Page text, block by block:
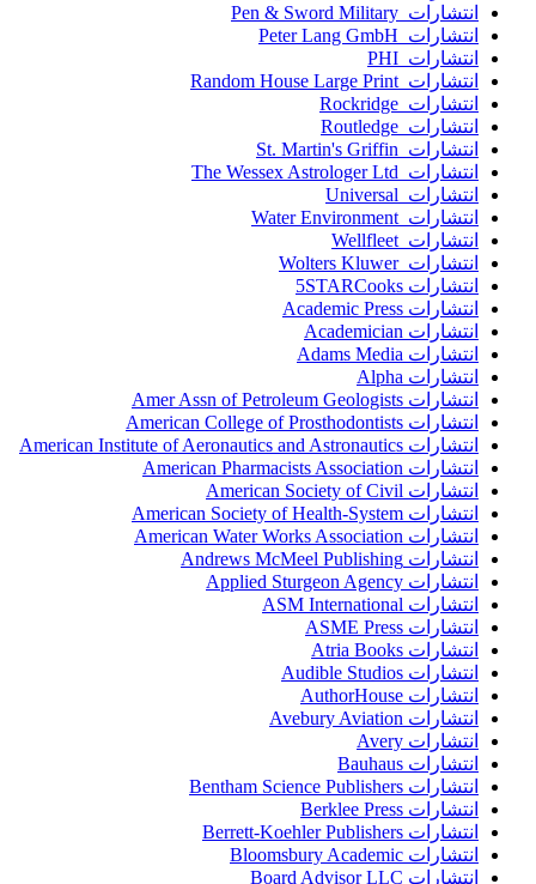
انتشارات Pen & Sword Military
انتشارات Peter Lang GmbH
انتشارات PHI
انتشارات Random House Large Print
انتشارات Rockridge
انتشارات Routledge
انتشارات St. Martin's Griffin
انتشارات The Wessex Astrologer Ltd
انتشارات Universal
انتشارات Water Environment
انتشارات Wellfleet
انتشارات Wolters Kluwer
انتشارات 5STARCooks
انتشارات Academic Press
انتشارات Academician
انتشارات Adams Media
انتشارات Alpha
انتشارات Amer Assn of Petroleum Geologists
انتشارات American College of Prosthodontists
انتشارات American Institute of Aeronautics and Astronautics
انتشارات American Pharmacists Association
انتشارات American Society of Civil
انتشارات American Society of Health-System
انتشارات American Water Works Association
انتشارات Andrews McMeel Publishing
انتشارات Applied Sturgeon Agency
انتشارات ASM International
انتشارات ASME Press
انتشارات Atria Books
انتشارات Audible Studios
انتشارات AuthorHouse
انتشارات Avebury Aviation
انتشارات Avery
انتشارات Bauhaus
انتشارات Bentham Science Publishers
انتشارات Berklee Press
انتشارات Berrett-Koehler Publishers
انتشارات Bloomsbury Academic
انتشارات Board Advisor LLC